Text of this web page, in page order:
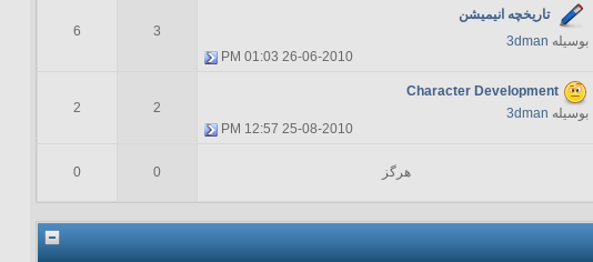
تاریخچه انیمیشن
بوسیله 3dman
26-06-2010
01:03 PM
3
6
Character Development
بوسیله 3dman
25-08-2010
12:57 PM
2
2
هرگز 0
0